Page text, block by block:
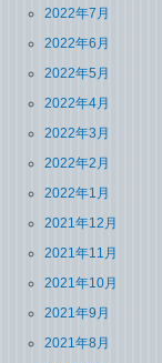
2022年7月
2022年6月
2022年5月
2022年4月
2022年3月
2022年2月
2022年1月
2021年12月
2021年11月
2021年10月
2021年9月
2021年8月